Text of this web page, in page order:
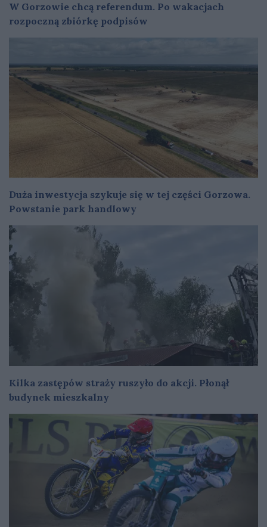
W Gorzowie chcą referendum. Po wakacjach
rozpoczną zbiórkę podpisów
Duża inwestycja szykuje się w tej części Gorzowa.
Powstanie park handlowy
Kilka zastępów straży ruszyło do akcji. Płonął
budynek mieszkalny